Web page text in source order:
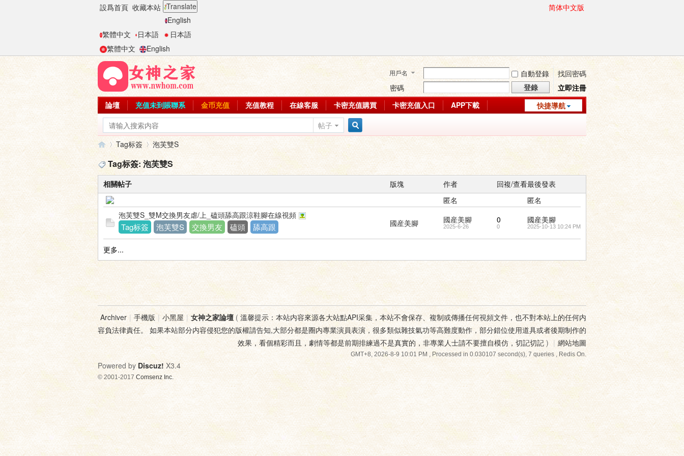
設爲首頁 收藏本站 Translate
English
繁體中文
日本語
日本語
繁體中文
English
简体中文版
用戶名 自動登錄
找回密碼
密碼
登錄
立即注冊
快捷導航
論壇 充值未到賬聯系 金币充值 充值教程 在線客服 卡密充值購買 卡密充值入口
APP下載
帖子
女
神
之
›
Tag标簽 泡芙雙S
Tag标簽: 泡芙雙S
相關帖子 版塊 作者 回複/查看最後發表
匿名
匿名
泡芙雙S_雙M交換男友虐/上_磕頭舔高跟涼鞋腳在線視頻
Tag标簽 泡芙雙S 交換男友 磕頭 舔高跟 國産美腳 國産美腳
2025-6-26
0
0
國産美腳
2025-10-13 10:24 PM
更多...
Archiver | 手機版 | 小黑屋 | 女神之家論壇 ( 溫馨提示：本站内容來源各大站點API采集，本站不會保存、複制或傳播任何視頻文件，也不對本站上的任何内
容負法律責任。 如果本站部分内容侵犯您的版權請告知,大部分都是圈内專業演員表演，很多類似雜技氣功等高難度動作，部分錯位使用道具或者後期制作的
效果，看個精彩而且，劇情等都是前期排練過不是真實的，非專業人士請不要擅自模仿，切記切記 ) | 網站地圖
GMT+8, 2026-8-9 10:01 PM , Processed in 0.030107 second(s), 7 queries , Redis On.
Powered by Discuz! X3.4
© 2001-2017 Comsenz Inc.